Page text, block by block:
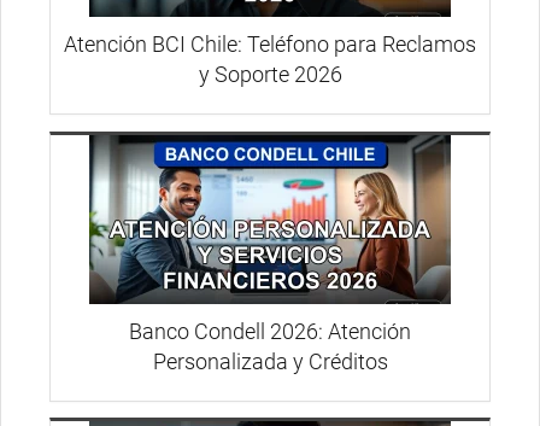
Atención BCI Chile: Teléfono para Reclamos
y Soporte 2026
Banco Condell 2026: Atención
Personalizada y Créditos